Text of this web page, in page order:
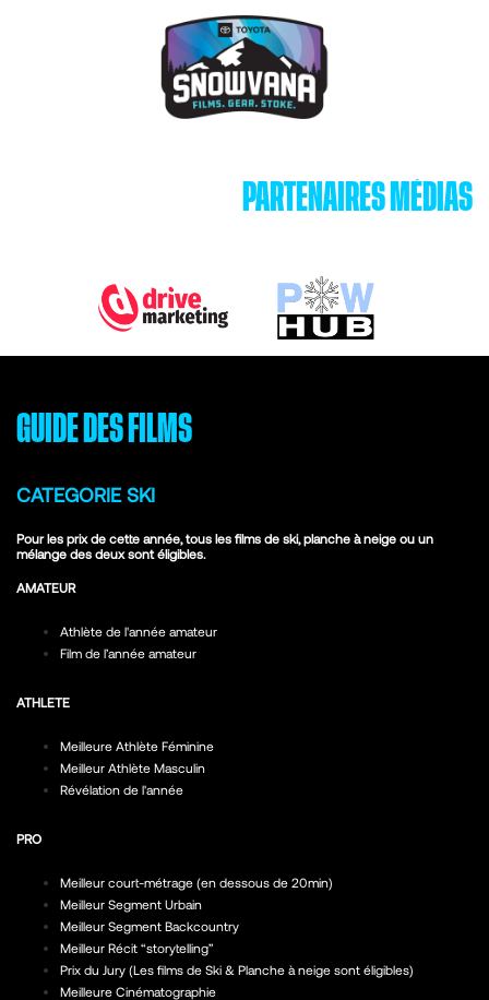
PARTENAIRES MÉDIAS
GUIDE DES FILMS
CATEGORIE SKI
Pour les prix de cette année, tous les films de ski, planche à neige ou un
mélange des deux sont éligibles.
AMATEUR
Athlète de l'année amateur
Film de l’année amateur
ATHLETE
Meilleure Athlète Féminine
Meilleur Athlète Masculin
Révélation de l'année
PRO
Meilleur court-métrage (en dessous de 20min)
Meilleur Segment Urbain
Meilleur Segment Backcountry
Meilleur Récit “storytelling”
Prix du Jury (Les films de Ski & Planche à neige sont éligibles)
Meilleure Cinématographie